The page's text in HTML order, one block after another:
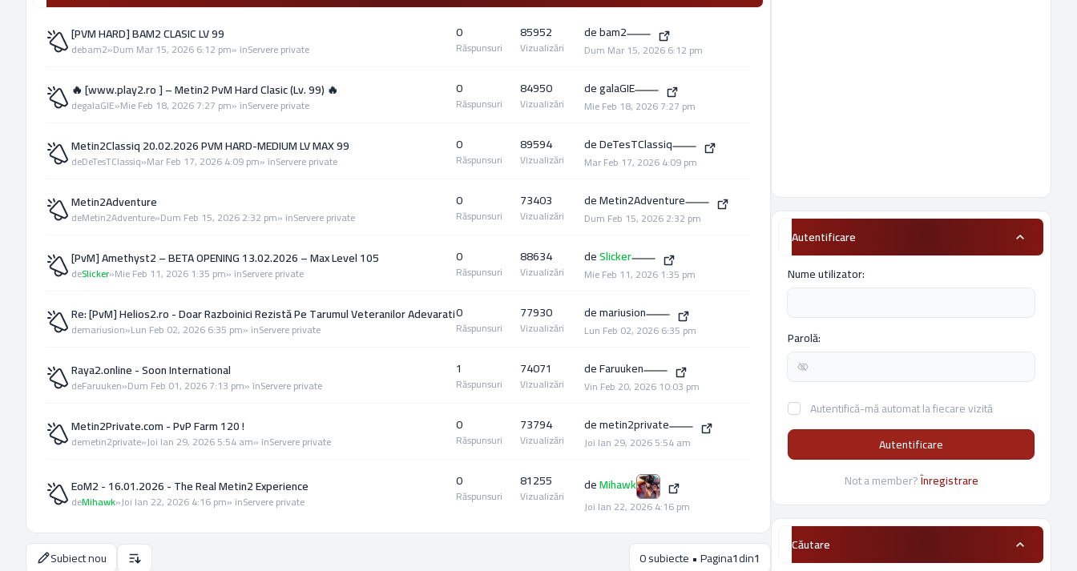
[PVM HARD] BAM2 CLASIC LV 99
debam2»Dum Mar 15, 2026 6:12 pm» înServere private
0
Răspunsuri
85952
Vizualizări
debam2
Dum Mar 15, 2026 6:12 pm
🔥 [www.play2.ro ] – Metin2 PvM Hard Clasic (Lv. 99) 🔥
degalaGIE»Mie Feb 18, 2026 7:27 pm» înServere private
0
Răspunsuri
84950
Vizualizări
degalaGIE
Mie Feb 18, 2026 7:27 pm
Metin2Classiq 20.02.2026 PVM HARD-MEDIUM LV MAX 99
deDeTesTClassiq»Mar Feb 17, 2026 4:09 pm» înServere private
0
Răspunsuri
89594
Vizualizări
deDeTesTClassiq
Mar Feb 17, 2026 4:09 pm
Metin2Adventure
deMetin2Adventure»Dum Feb 15, 2026 2:32 pm» înServere private
0
Răspunsuri
73403
Vizualizări
deMetin2Adventure
Dum Feb 15, 2026 2:32 pm
[PvM] Amethyst2 – BETA OPENING 13.02.2026 – Max Level 105
deSlicker»Mie Feb 11, 2026 1:35 pm» înServere private
0
Răspunsuri
88634
Vizualizări
deSlicker
Mie Feb 11, 2026 1:35 pm
Re: [PvM] Helios2.ro - Doar Razboinici Rezistă Pe Tarumul Veteranilor Adevarati
demariusion»Lun Feb 02, 2026 6:35 pm» înServere private
0
Răspunsuri
77930
Vizualizări
demariusion
Lun Feb 02, 2026 6:35 pm
Raya2.online - Soon International
deFaruuken»Dum Feb 01, 2026 7:13 pm» înServere private
1
Răspunsuri
74071
Vizualizări
deFaruuken
Vin Feb 20, 2026 10:03 pm
Metin2Private.com - PvP Farm 120 !
demetin2private»Joi Ian 29, 2026 5:54 am» înServere private
0
Răspunsuri
73794
Vizualizări
demetin2private
Joi Ian 29, 2026 5:54 am
EoM2 - 16.01.2026 - The Real Metin2 Experience
deMihawk»Joi Ian 22, 2026 4:16 pm» înServere private
0
Răspunsuri
81255
Vizualizări
deMihawk
Joi Ian 22, 2026 4:16 pm
Subiect nou Opţiuni de sortare şi afişare. 0 subiecte • Pagina1din1
Autentificare
Nume utilizator:
Parolă:
Autentifică-mă automat la fiecare vizită
Autentificare
Not a member?Înregistrare
Căutare